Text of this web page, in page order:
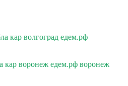
кар волгоград едем.рф
кар воронеж едем.рф воронеж